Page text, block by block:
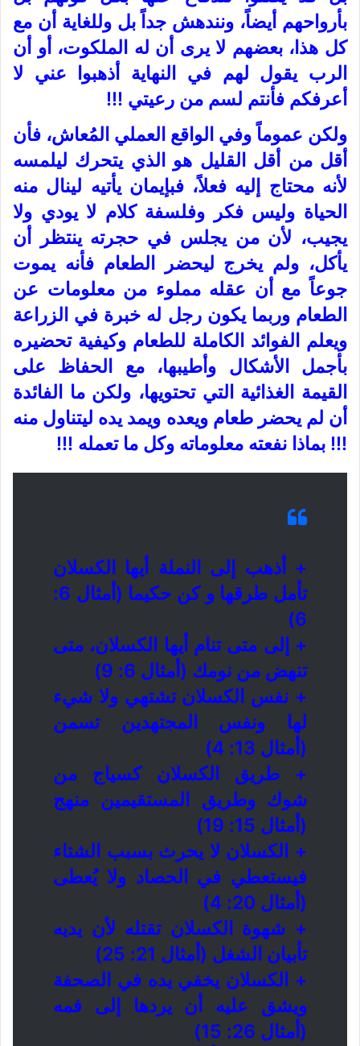
بأرواحهم أيضاً، ونندهش جداً بل وللغاية أن مع
كل هذا، بعضهم لا يرى أن له الملكوت، أو أن
الرب يقول لهم في النهاية أذهبوا عني لا
أعرفكم فأنتم لسم من رعيتي !!!
ولكن عموماً وفي الواقع العملي المُعاش، فأن
أقل من أقل القليل هو الذي يتحرك ليلمسه
لأنه محتاج إليه فعلاً، فبإيمان يأتيه لينال منه
الحياة وليس فكر وفلسفة كلام لا يودي ولا
يجيب، لأن من يجلس في حجرته ينتظر أن
يأكل، ولم يخرج ليحضر الطعام فأنه يموت
جوعاً مع أن عقله مملوء من معلومات عن
الطعام وربما يكون رجل له خبرة في الزراعة
ويعلم الفوائد الكاملة للطعام وكيفية تحضيره
بأجمل الأشكال وأطيبها، مع الحفاظ على
القيمة الغذائية التي تحتويها، ولكن ما الفائدة
أن لم يحضر طعام ويعده ويمد يده ليتناول منه
!!! بماذا نفعته معلوماته وكل ما تعمله !!!
+ أذهب إلى النملة أيها الكسلان
تأمل طرقها و كن حكيما (أمثال 6:
6)
+ إلى متى تنام أيها الكسلان، متى
تنهض من نومك (أمثال 6: 9)
+ نفس الكسلان تشتهي ولا شيء
لها ونفس المجتهدين تسمن
(أمثال 13: 4)
+ طريق الكسلان كسياج من
شوك وطريق المستقيمين منهج
(أمثال 15: 19)
+ الكسلان لا يحرث بسبب الشتاء
فيستعطي في الحصاد ولا يُعطى
(أمثال 20: 4)
+ شهوة الكسلان تقتله لأن يديه
تأبيان الشغل (أمثال 21: 25)
+ الكسلان يخفي يده في الصحفة
ويشق عليه أن يردها إلى فمه
(أمثال 26: 15)